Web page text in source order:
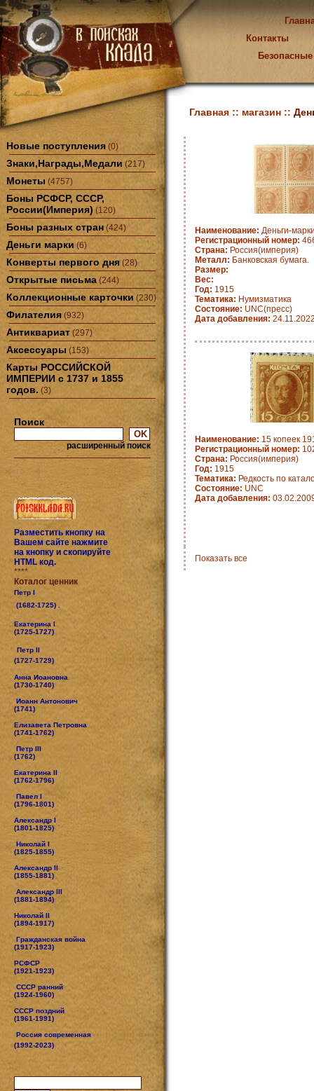
Контакты
Новые поступления (0)
Знаки,Награды,Медали (217)
Монеты (4757)
Боны РСФСР, СССР,
России(Империя) (120)
Боны разных стран (424)
Деньги марки (6)
Конверты первого дня (28)
Открытые письма (244)
Коллекционные карточки (230)
Филателия (932)
Антиквариат (297)
Аксессуары (153)
Карты РОССИЙСКОЙ
ИМПЕРИИ с 1737 и 1855
годов. (3)
Поиск
расширенный поиск
Разместить кнопку на
Вашем сайте нажмите
на кнопку и скопируйте
HTML код.
****
Коталог ценник
Петр I
(1682-1725) .
Екатерина I
(1725-1727)
Петр II
(1727-1729)
Анна Иоановна
(1730-1740)
Иоанн Антонович
(1741)
Елизавета Петровна
(1741-1762)
Петр III
(1762)
Екатерина II
(1762-1796)
Павел I
(1796-1801)
Александр I
(1801-1825)
Николай I
(1825-1855)
Александр II
(1855-1881)
Александр III
(1881-1894)
Николай II
(1894-1917)
Гражданская война
(1917-1923)
РСФСР
(1921-1923)
СССР ранний
(1924-1960)
СССР поздний
(1961-1991)
Россия современная
(1992-2023)
Главная :: магазин ::
Наименование: Деньги-
Регистрационный номер:
Страна: Россия(империя)
Металл: Банковская бумага.
Размер:
Вес:
Год: 1915
Тематика: Нумизматика
Состояние: UNC(пресс)
Дата добавления:
Наименование: 15 копеек
Регистрационный номер:
Страна: Россия(империя)
Год: 1915
Тематика: Редкость по
Состояние: UNC
Дата добавления:
Показать все